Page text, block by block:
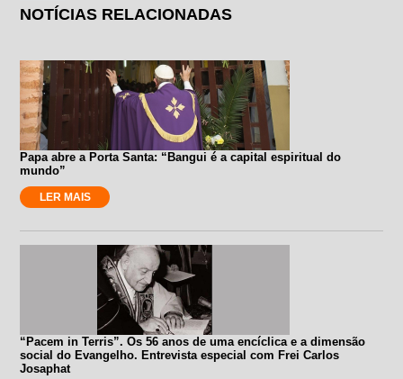
NOTÍCIAS RELACIONADAS
Papa abre a Porta Santa: “Bangui é a capital espiritual do
mundo”
LER MAIS
“Pacem in Terris”. Os 56 anos de uma encíclica e a dimensão
social do Evangelho. Entrevista especial com Frei Carlos
Josaphat